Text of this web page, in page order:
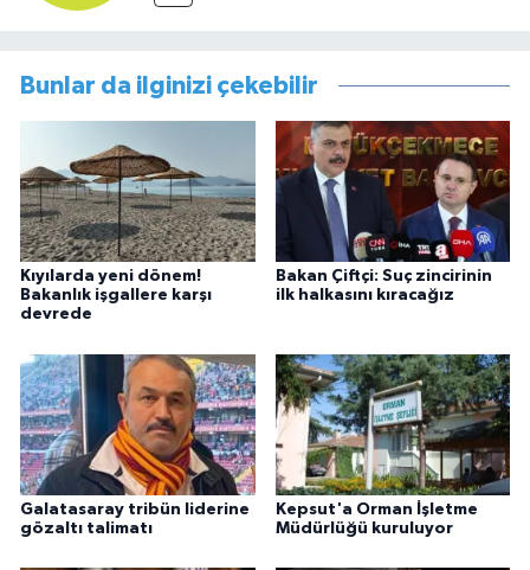
Bunlar da ilginizi çekebilir
Kıyılarda yeni dönem!
Bakanlık işgallere karşı
devrede
Bakan Çiftçi: Suç zincirinin
ilk halkasını kıracağız
Galatasaray tribün liderine
gözaltı talimatı
Kepsut'a Orman İşletme
Müdürlüğü kuruluyor